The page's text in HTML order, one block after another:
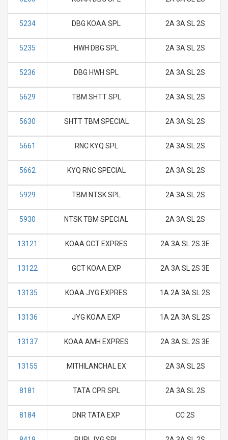
5234 DBG KOAA SPL 2A 3A SL 2S
5235 HWH DBG SPL 2A 3A SL 2S
5236 DBG HWH SPL 2A 3A SL 2S
5629 TBM SHTT SPL 2A 3A SL 2S
5630 SHTT TBM SPECIAL 2A 3A SL 2S
5661 RNC KYQ SPL 2A 3A SL 2S
5662 KYQ RNC SPECIAL 2A 3A SL 2S
5929 TBM NTSK SPL 2A 3A SL 2S
5930 NTSK TBM SPECIAL 2A 3A SL 2S
13121 KOAA GCT EXPRES 2A 3A SL 2S 3E
13122 GCT KOAA EXP 2A 3A SL 2S 3E
13135 KOAA JYG EXPRES 1A 2A 3A SL 2S
13136 JYG KOAA EXP 1A 2A 3A SL 2S
13137 KOAA AMH EXPRES 2A 3A SL 2S 3E
13155 MITHILANCHAL EX 2A 3A SL 2S
8181 TATA CPR SPL 2A 3A SL 2S
8184 DNR TATA EXP CC 2S